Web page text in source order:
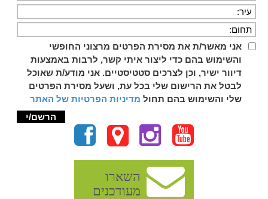
אני מאשר/ת את מסירת הפרטים מרצוני החופשי
והשימוש בהם כדי ליצור איתי קשר, לרבות באמצעות
דיוור ישיר, וכן לצרכים סטטיסטיים. אני מודע/ת שאוכל
לבטל את הרישום שלי בכל עת, ושעל מסירת הפרטים
שלי והשימוש בהם תחול מדיניות הפרטיות של האתר
השארו
מעודכנים